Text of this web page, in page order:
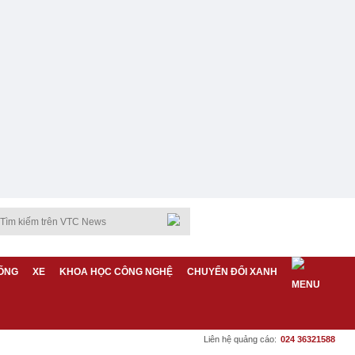
XE KHOA HỌC CÔNG NGHỆ CHUYỂN ĐỔI XANH
Liên hệ quảng cáo: 024 36321588